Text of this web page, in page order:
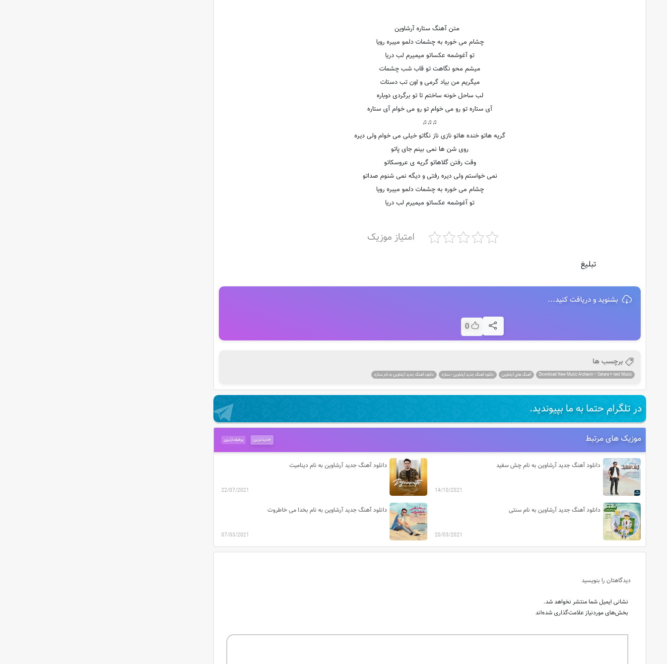
متن آهنگ ستاره آرشاوین
چشام می خوره به چشمات دلمو میبره رویا
تو آغوشمه عکساتو میمیرم لب دریا
میشم محو نگاهت تو قاب شب چشمات
میگریم من بیاد گرمی و اون تب دستات
لب ساحل خونه ساختم تا تو برگردی دوباره
آی ستاره تو رو می خوام تو رو می خوام آی ستاره
♫♫♫
گریه هاتو خنده هاتو نازی ناز نگاتو خیلی می خوام ولی دیره
روی شن ها نمی بینم جای پاتو
وقت رفتن گلاهاتو گریه ی عروسکاتو
نمی خواستم ولی دیره رفتی و دیگه نمی شنوم صداتو
چشام می خوره به چشمات دلمو میبره رویا
تو آغوشمه عکساتو میمیرم لب دریا
امتیاز موزیک
تبلیغ
بشنوید و دریافت کنید...
0
برچسب ها
Download New Music Arshavin – Setare + text Music آهنگ های آرشاوین دانلود آهنگ جدید آرشاوین - ستاره دانلود آهنگ جدید آرشاوین به نام ستاره
در تلگرام حتما به ما بپیوندید.
موزیک های مرتبط پرطرفدارترین جدیدترین
دانلود آهنگ جدید آرشاوین به نام چش سفید
14/10/2021
دانلود آهنگ جدید آرشاوین به نام دینامیت
22/07/2021
دانلود آهنگ جدید آرشاوین به نام سنتی
20/03/2021
دانلود آهنگ جدید آرشاوین به نام بخدا می خاطروت
07/03/2021
دیدگاهتان را بنویسید
نشانی ایمیل شما منتشر نخواهد شد.
بخش‌های موردنیاز علامت‌گذاری شده‌اند